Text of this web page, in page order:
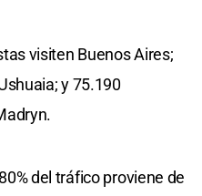
visiten Buenos Aires;
y 75.190
del tráfico proviene de